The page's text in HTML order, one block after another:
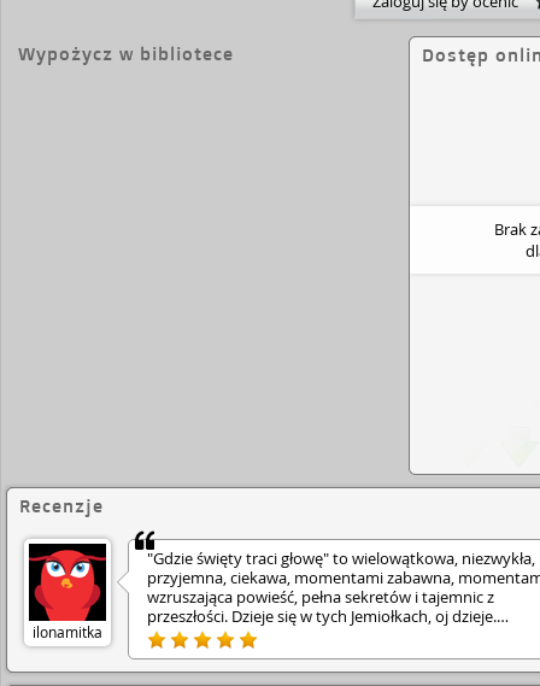
Wypożycz w bibliotece Dostęp
Brak
Recenzje
ilonamitka
"Gdzie święty traci głowę" to wielowątkowa, niezwykła,
przyjemna, ciekawa, momentami zabawna,
wzruszająca powieść, pełna sekretów i tajemnic z
przeszłości. Dzieje się w tych Jemiołkach, oj dzieje.
Bohaterowie są świetnie wykreowani, są różnorodni i
potrafi dostarczyć wielu emocji. Lektura jest bardzo
wciągająca, czyta się szybko i przyjemnie.🙂 Polecam 🥰